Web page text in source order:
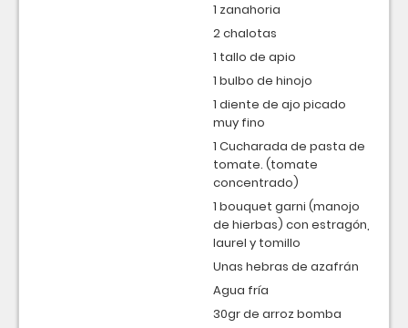
1 zanahoria
2 chalotas
1 tallo de apio
1 bulbo de hinojo
1 diente de ajo picado
muy fino
1 Cucharada de pasta de
tomate. (tomate
concentrado)
1 bouquet garni (manojo
de hierbas) con estragón,
laurel y tomillo
Unas hebras de azafrán
Agua fría
30gr de arroz bomba